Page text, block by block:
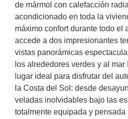
de mármol con calefacción
acondicionado en toda la
máximo confort durante todo el
accede a dos impresionantes
vistas panorámicas
los alrededores verdes y al mar
lugar ideal para disfrutar del
la Costa del Sol: desde
veladas inolvidables bajo las
totalmente equipada y